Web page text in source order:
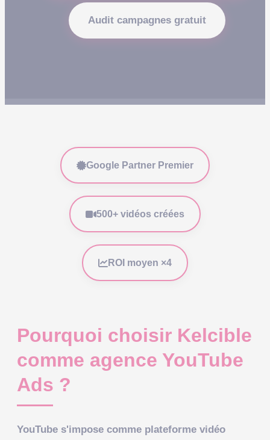
Audit campagnes gratuit
Google Partner Premier
500+ vidéos créées
ROI moyen ×4
Pourquoi choisir Kelcible
comme agence YouTube
Ads ?
YouTube s'impose comme plateforme vidéo